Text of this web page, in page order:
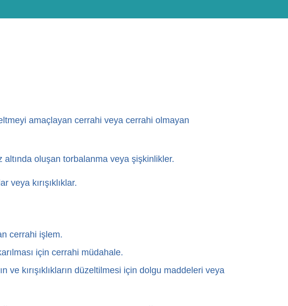
amaçlayan cerrahi veya cerrahi olmayan
altında oluşan torbalanma veya şişkinlikler.
veya kırışıklıklar.
cerrahi işlem.
için cerrahi müdahale.
kırışıklıkların düzeltilmesi için dolgu maddeleri veya